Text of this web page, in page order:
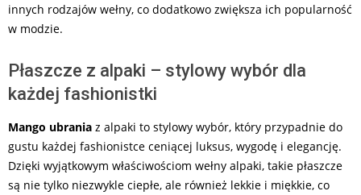
innych rodzajów wełny, co dodatkowo zwiększa ich popularność
w modzie.
Płaszcze z alpaki – stylowy wybór dla
każdej fashionistki
Mango ubrania z alpaki to stylowy wybór, który przypadnie do
gustu każdej fashionistce ceniącej luksus, wygodę i elegancję.
Dzięki wyjątkowym właściwościom wełny alpaki, takie płaszcze
są nie tylko niezwykle ciepłe, ale również lekkie i miękkie, co